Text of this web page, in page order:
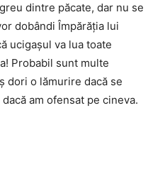
dintre păcate, dar nu se
dobândi Împărăția lui
ucigașul va lua toate
Probabil sunt multe
dori o lămurire dacă se
am ofensat pe cineva.